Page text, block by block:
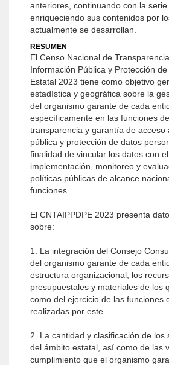
anteriores, continuando con la
enriqueciendo sus contenidos por
actualmente se desarrollan.
RESUMEN
El Censo Nacional de
Información Pública y Protección
Estatal 2023 tiene como objetivo
estadística y geográfica sobre la
del organismo garante de cada
específicamente en las funciones
transparencia y garantía de acceso
pública y protección de datos
finalidad de vincular los datos con el
implementación, monitoreo y
políticas públicas de alcance
funciones.
El CNTAIPPDPE 2023 presenta
sobre:
1. La integración del Consejo
del organismo garante de cada
estructura organizacional, los
presupuestales y materiales de los
como del ejercicio de las funciones
realizadas por este.
2. La cantidad y clasificación de los
del ámbito estatal, así como de las
cumplimiento que el organismo